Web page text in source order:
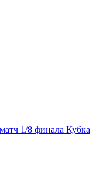
1/8 финала Кубка